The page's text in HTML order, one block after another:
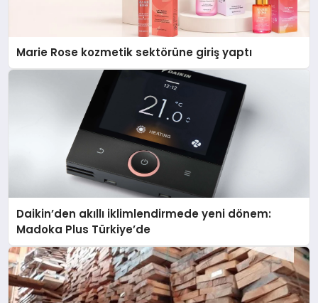
Marie Rose kozmetik sektörüne giriş yaptı
Daikin’den akıllı iklimlendirmede yeni dönem:
Madoka Plus Türkiye’de